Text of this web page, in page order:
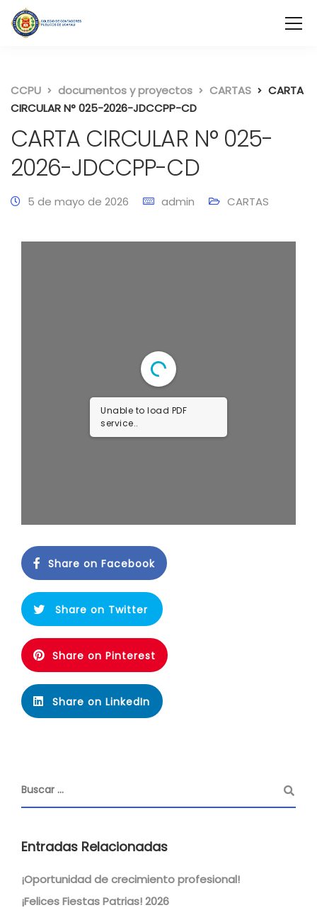
CCPU documentos y proyectos CARTAS
CARTA
CIRCULAR N° 025-2026-JDCCPP-CD
CARTA CIRCULAR N° 025-
2026-JDCCPP-CD
5 de mayo de 2026 admin CARTAS
Unable to load PDF
service..
Share on Facebook
Share on Twitter
Share on Pinterest
Share on LinkedIn
Entradas Relacionadas
¡Oportunidad de crecimiento profesional!
¡Felices Fiestas Patrias! 2026